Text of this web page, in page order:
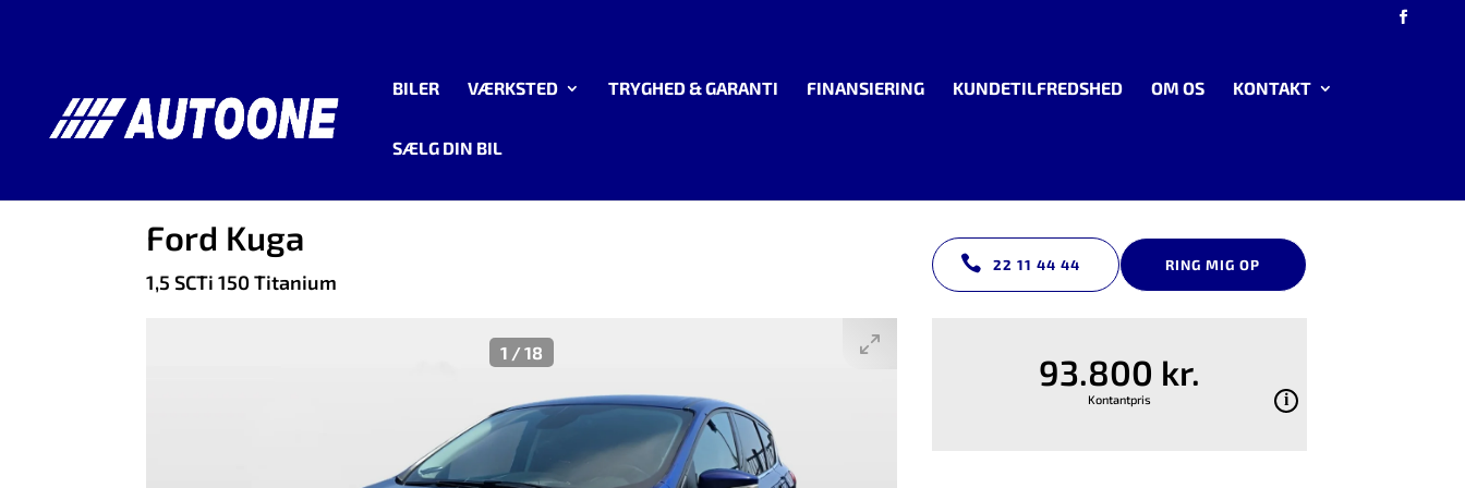
BILER VÆRKSTED TRYGHED & GARANTI FINANSIERING KUNDETILFREDSHED OM OS KONTAKT
SÆLG DIN BIL
Ford Kuga
1,5 SCTi 150 Titanium
22 11 44 44 RING MIG OP
1 /18 93.800 kr.
Kontantpris